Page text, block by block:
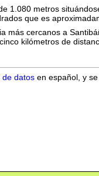
1.080 metros
que es
más cercanos a
kilómetros de
de datos en español, y